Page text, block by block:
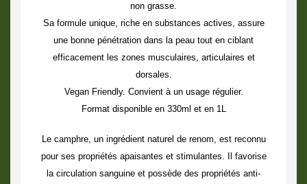
non grasse.
Sa formule unique, riche en substances actives, assure
une bonne pénétration dans la peau tout en ciblant
efficacement les zones musculaires, articulaires et
dorsales.
Vegan Friendly. Convient à un usage régulier.
Format disponible en 330ml et en 1L
Le camphre, un ingrédient naturel de renom, est reconnu
pour ses propriétés apaisantes et stimulantes. Il favorise
la circulation sanguine et possède des propriétés anti-